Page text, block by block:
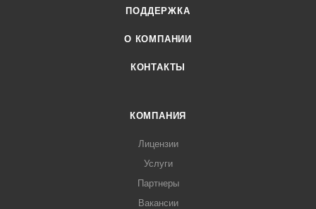
ПОДДЕРЖКА
О КОМПАНИИ
КОНТАКТЫ
КОМПАНИЯ
Лицензии
Услуги
Партнеры
Вакансии